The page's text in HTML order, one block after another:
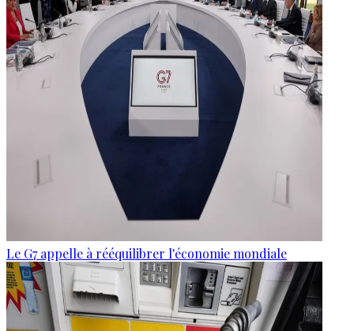
Le G7 appelle à rééquilibrer l'économie mondiale